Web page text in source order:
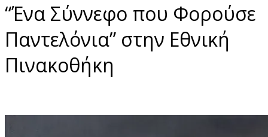
“Ένα Σύννεφο που Φορούσε
Παντελόνια” στην Εθνική
Πινακοθήκη